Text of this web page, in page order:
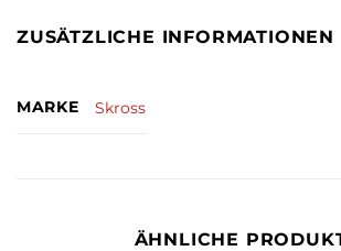
ZUSÄTZLICHE INFORMATIONEN
MARKE Skross
ÄHNLICHE